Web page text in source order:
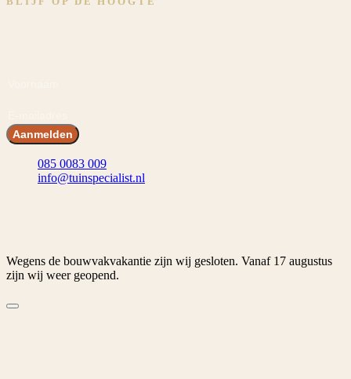
Aanmelden
085 0083 009
info@tuinspecialist.nl
Wegens de bouwvakvakantie zijn wij gesloten. Vanaf 17 augustus
zijn wij weer geopend.